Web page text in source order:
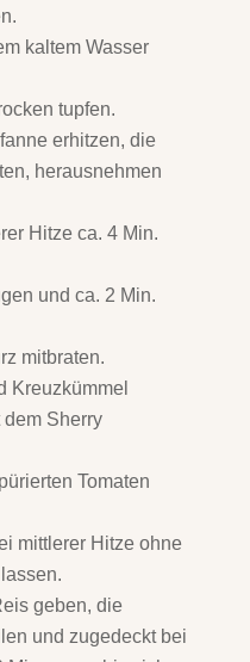
kaltem Wasser
tupfen.
erhitzen, die
herausnehmen
Hitze ca. 4 Min.
und ca. 2 Min.
mitbraten.
Kreuzkümmel
Sherry
Tomaten
mittlerer Hitze ohne
geben, die
und zugedeckt bei